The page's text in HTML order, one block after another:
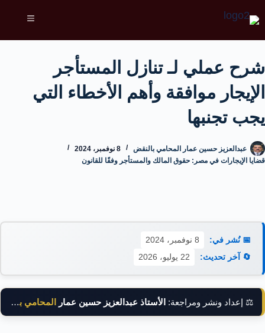
شرح عملي لـ تنازل المستأجر
الإيجار موافقة وأهم الأخطاء التي
يجب تجنبها
عبدالعزيز حسين عمار المحامي بالنقض
8 نوفمبر، 2024
قضايا الإيجارات في مصر: حقوق المالك والمستأجر وفقًا للقانون
📅 نُشر في:
8 نوفمبر، 2024
🔄 آخر تحديث:
22 يوليو، 2026
⚖️ إعداد ونشر ومراجعة: الأستاذ عبدالعزيز حسين عمار المحامي بالنقض